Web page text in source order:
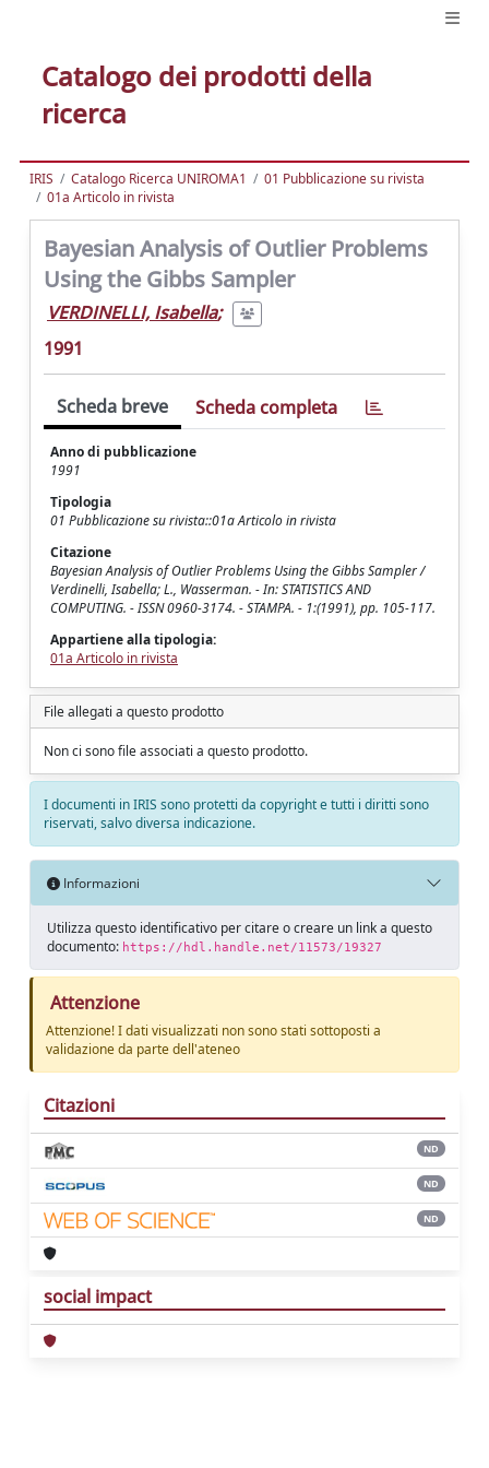
Catalogo dei prodotti della
ricerca
IRIS Catalogo Ricerca UNIROMA1
01 Pubblicazione su rivista
01a Articolo in rivista
Bayesian Analysis of Outlier Problems
Using the Gibbs Sampler
VERDINELLI, Isabella;
1991
Scheda breve Scheda completa
Anno di pubblicazione
1991
Tipologia
01 Pubblicazione su rivista::01a Articolo in rivista
Citazione
Bayesian Analysis of Outlier Problems Using the Gibbs Sampler /
Verdinelli, Isabella; L., Wasserman. - In: STATISTICS AND
COMPUTING. - ISSN 0960-3174. - STAMPA. - 1:(1991), pp. 105-117.
Appartiene alla tipologia:
01a Articolo in rivista
File allegati a questo prodotto
Non ci sono file associati a questo prodotto.
I documenti in IRIS sono protetti da copyright e tutti i diritti sono
riservati, salvo diversa indicazione.
Informazioni
Utilizza questo identificativo per citare o creare un link a questo
documento: https://hdl.handle.net/11573/19327
Attenzione
Attenzione! I dati visualizzati non sono stati sottoposti a
validazione da parte dell'ateneo
Citazioni
ND
ND
ND
social impact